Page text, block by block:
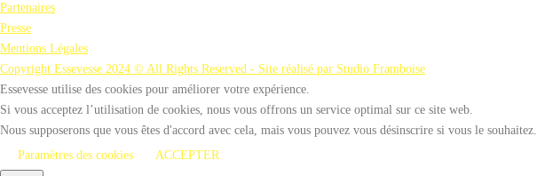
Partenaires
Presse
Mentions Légales
Copyright Essevesse 2024 © All Rights Reserved - Site réalisé par Studio Framboise
Essevesse utilise des cookies pour améliorer votre expérience.
Si vous acceptez l’utilisation de cookies, nous vous offrons un service optimal sur ce site web.
Nous supposerons que vous êtes d'accord avec cela, mais vous pouvez vous désinscrire si vous le souhaitez.
Paramètres des cookies
ACCEPTER